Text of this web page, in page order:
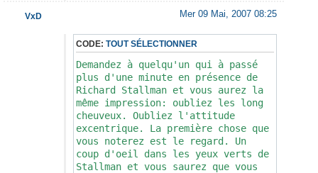
Mer 09 Mai, 2007 08:25
CODE: TOUT SÉLECTIONNER
Demandez à quelqu'un qui à passé
plus d'une minute en présence de
Richard Stallman et vous aurez la
même impression: oubliez les long
cheuveux. Oubliez l'attitude
excentrique. La première chose que
vous noterez est le regard. Un
coup d'oeil dans les yeux verts de
Stallman et vous saurez que vous
VxD